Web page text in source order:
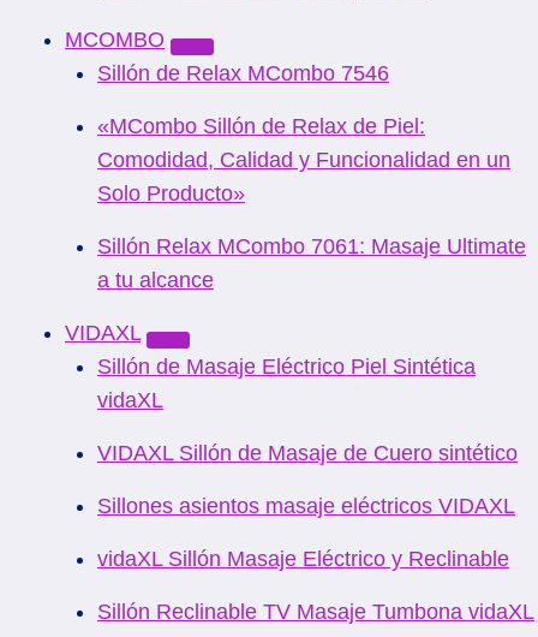
MCOMBO
Sillón de Relax MCombo 7546
«MCombo Sillón de Relax de Piel:
Comodidad, Calidad y Funcionalidad en un
Solo Producto»
Sillón Relax MCombo 7061: Masaje Ultimate
a tu alcance
VIDAXL
Sillón de Masaje Eléctrico Piel Sintética
vidaXL
VIDAXL Sillón de Masaje de Cuero sintético
Sillones asientos masaje eléctricos VIDAXL
vidaXL Sillón Masaje Eléctrico y Reclinable
Sillón Reclinable TV Masaje Tumbona vidaXL